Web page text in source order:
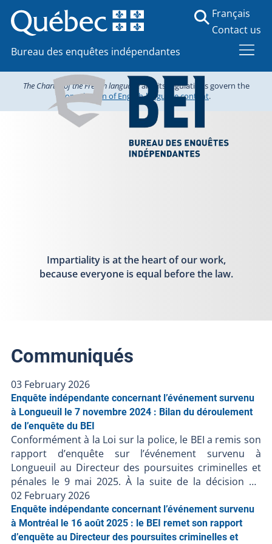
Bureau des enquêtes indépendantes
Français
Contact us
The Charter of the French languageand its regulations govern the
consultation of English-language content.
Impartiality is at the heart of our work,
because everyone is equal before the law.
Communiqués
03 February 2026
Enquête indépendante concernant l’événement survenu
à Longueuil le 7 novembre 2024 : Bilan du déroulement
de l’enquête du BEI
Conformément à la Loi sur la police, le BEI a remis son
rapport d’enquête sur l’événement survenu à
Longueuil au Directeur des poursuites criminelles et
pénales le 9 mai 2025. À la suite de la décision du
DPCP de ne pas porter d’accusation contre le policier
impliqué, et en l’absence de faits nouveaux, le BEI clôt
le dossier BEI-241107-001. Résumé de l’événement Le
7 novembre 2024, une personne a été blessée lors
02 February 2026
Enquête indépendante concernant l’événement survenu
à Montréal le 16 août 2025 : le BEI remet son rapport
d’enquête au Directeur des poursuites criminelles et